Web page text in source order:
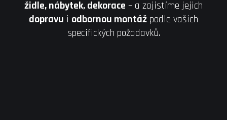
židle, nábytek, dekorace – a zajistíme jejich
dopravu i odbornou montáž podle vašich
specifických požadavků.